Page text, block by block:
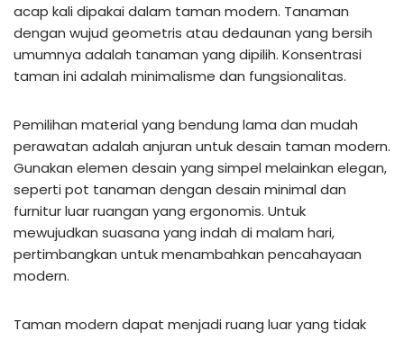
acap kali dipakai dalam taman modern. Tanaman
dengan wujud geometris atau dedaunan yang bersih
umumnya adalah tanaman yang dipilih. Konsentrasi
taman ini adalah minimalisme dan fungsionalitas.
Pemilihan material yang bendung lama dan mudah
perawatan adalah anjuran untuk desain taman modern.
Gunakan elemen desain yang simpel melainkan elegan,
seperti pot tanaman dengan desain minimal dan
furnitur luar ruangan yang ergonomis. Untuk
mewujudkan suasana yang indah di malam hari,
pertimbangkan untuk menambahkan pencahayaan
modern.
Taman modern dapat menjadi ruang luar yang tidak